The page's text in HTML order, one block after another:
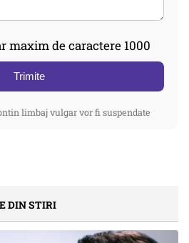
maxim de caractere 1000
Trimite
limbaj vulgar vor fi suspendate
DIN STIRI